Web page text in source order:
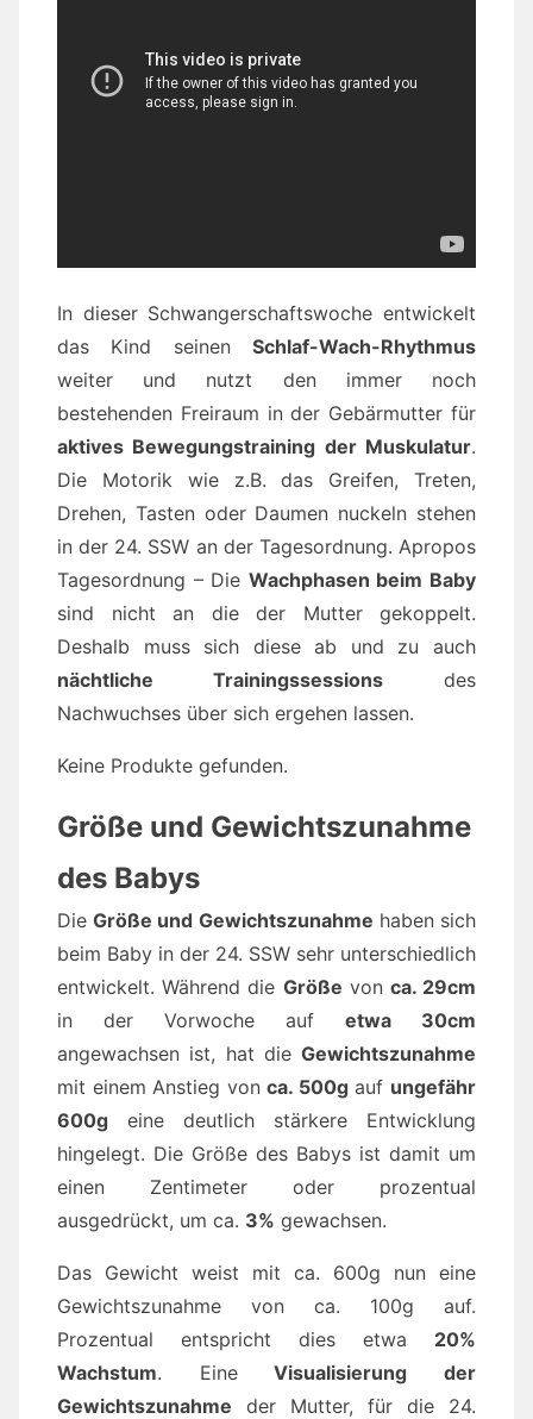
In dieser Schwangerschaftswoche entwickelt
das Kind seinen Schlaf-Wach-Rhythmus
weiter und nutzt den immer noch
bestehenden Freiraum in der Gebärmutter für
aktives Bewegungstraining der Muskulatur.
Die Motorik wie z.B. das Greifen, Treten,
Drehen, Tasten oder Daumen nuckeln stehen
in der 24. SSW an der Tagesordnung. Apropos
Tagesordnung – Die Wachphasen beim Baby
sind nicht an die der Mutter gekoppelt.
Deshalb muss sich diese ab und zu auch
nächtliche Trainingssessions des
Nachwuchses über sich ergehen lassen.
Keine Produkte gefunden.
Größe und Gewichtszunahme
des Babys
DieGröße und Gewichtszunahme haben sich
beim Baby in der 24. SSW sehr unterschiedlich
entwickelt. Während die Größe von ca. 29cm
in der Vorwoche auf etwa 30cm
angewachsen ist, hat die Gewichtszunahme
mit einem Anstieg von ca. 500gauf ungefähr
600g eine deutlich stärkere Entwicklung
hingelegt. Die Größe des Babys ist damit um
einen Zentimeter oder prozentual
ausgedrückt, um ca. 3% gewachsen.
Das Gewicht weist mit ca. 600g nun eine
Gewichtszunahme von ca. 100g auf.
Prozentual entspricht dies etwa 20%
Wachstum. EineVisualisierung der
Gewichtszunahme der Mutter, für die 24.